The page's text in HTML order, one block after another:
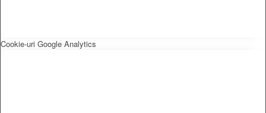
Cookie-uri Google Analytics